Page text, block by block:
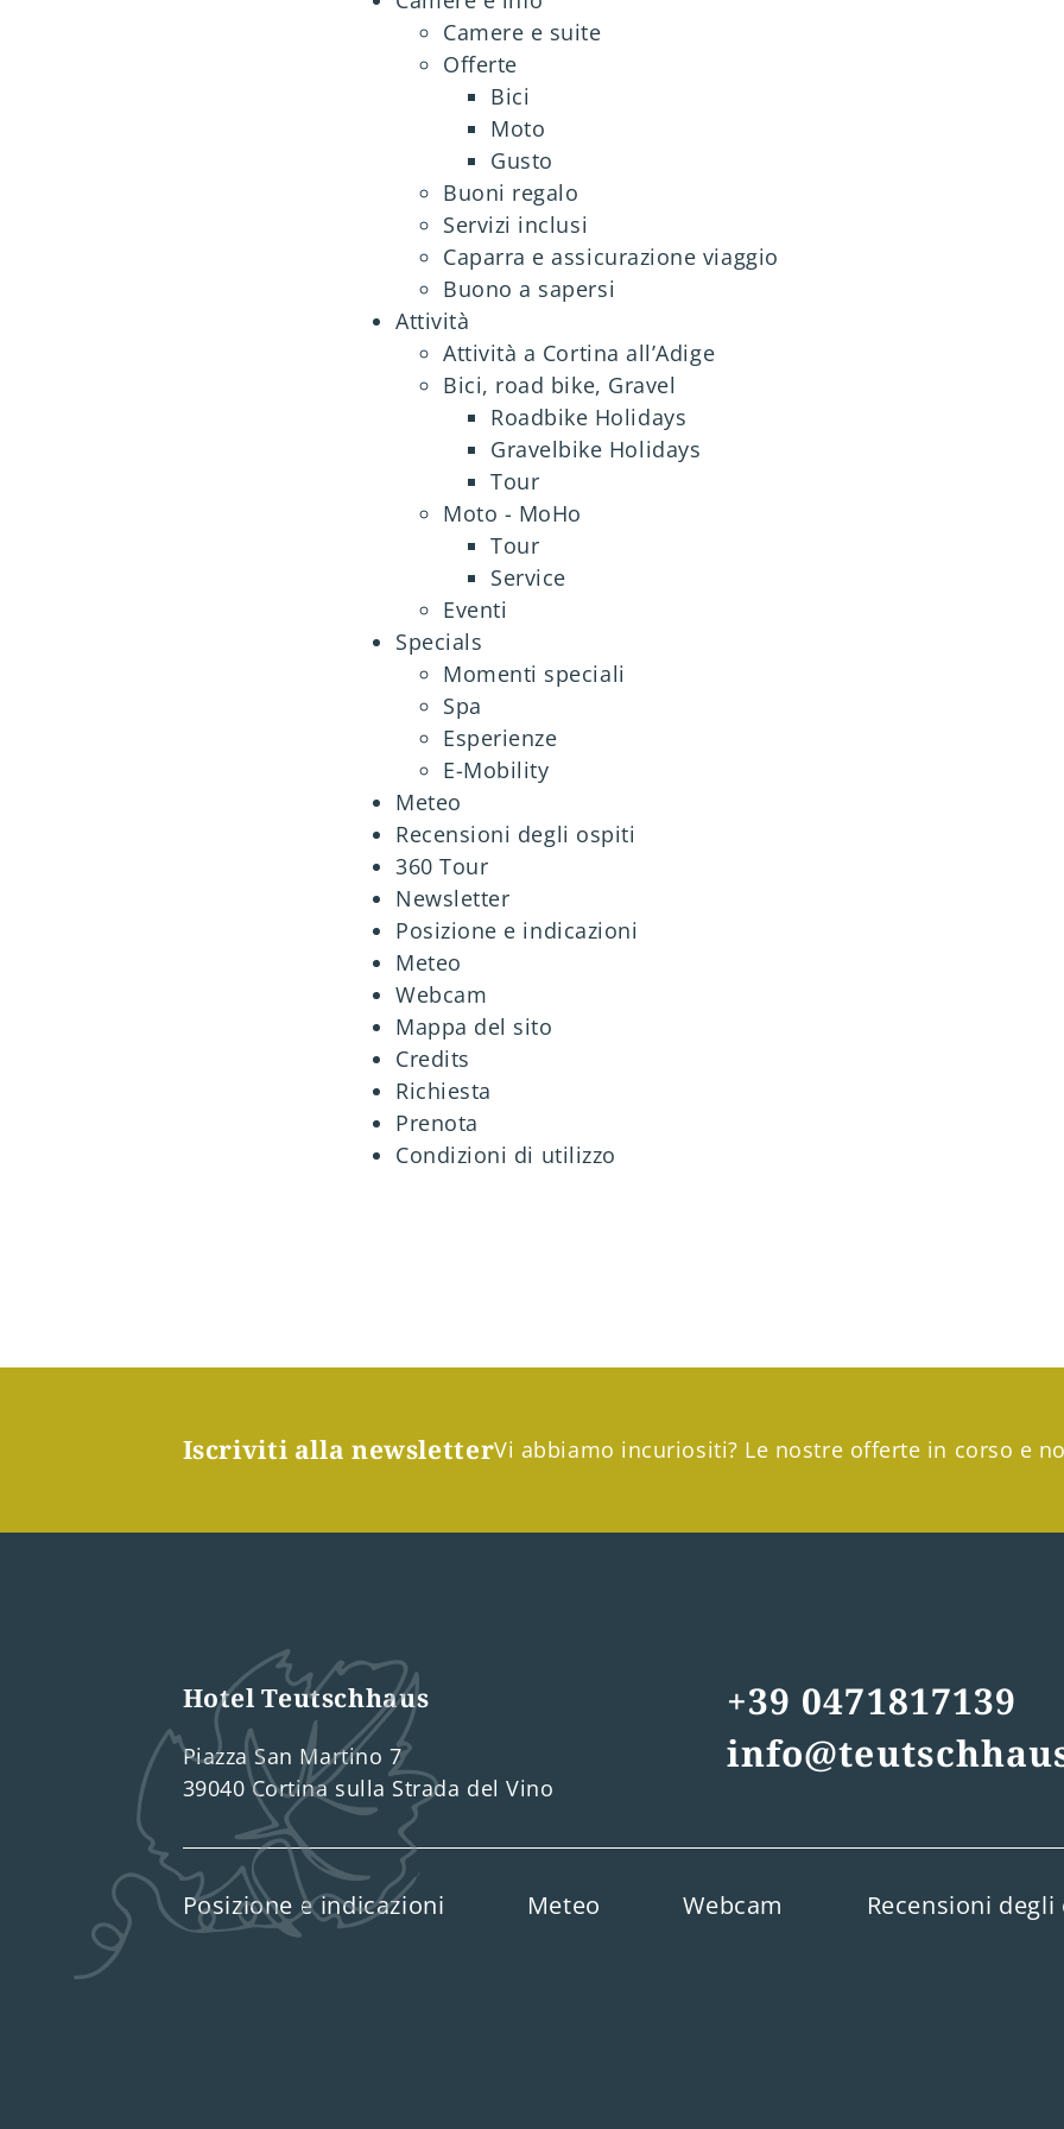
Camere e suite
Offerte
Bici
Moto
Gusto
Buoni regalo
Servizi inclusi
Caparra e assicurazione viaggio
Buono a sapersi
Attività
Attività a Cortina all’Adige
Bici, road bike, Gravel
Roadbike Holidays
Gravelbike Holidays
Tour
Moto - MoHo
Tour
Service
Eventi
Specials
Momenti speciali
Spa
Esperienze
E-Mobility
Meteo
Recensioni degli ospiti
360 Tour
Newsletter
Posizione e indicazioni
Meteo
Webcam
Mappa del sito
Credits
Richiesta
Prenota
Condizioni di utilizzo
Iscriviti alla newsletterVi abbiamo incuriositi? Le nostre offerte in corso e
Hotel Teutschhaus
Piazza San Martino 7
39040 Cortina sulla Strada del Vino
+39 0471817139
Posizione e indicazioni Meteo Webcam Recensioni